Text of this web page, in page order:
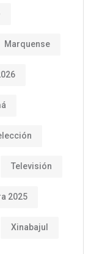
Marquense
Televisión
2025
Xinabajul